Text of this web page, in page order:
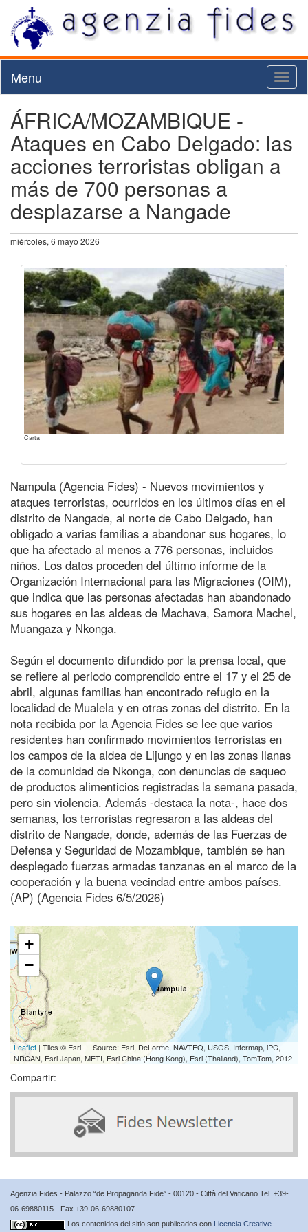
Menu
ÁFRICA/MOZAMBIQUE -
Ataques en Cabo Delgado: las
acciones terroristas obligan a
más de 700 personas a
desplazarse a Nangade
miércoles, 6 mayo 2026
Carta
Nampula (Agencia Fides) - Nuevos movimientos y
ataques terroristas, ocurridos en los últimos días en el
distrito de Nangade, al norte de Cabo Delgado, han
obligado a varias familias a abandonar sus hogares, lo
que ha afectado al menos a 776 personas, incluidos
niños. Los datos proceden del último informe de la
Organización Internacional para las Migraciones (OIM),
que indica que las personas afectadas han abandonado
sus hogares en las aldeas de Machava, Samora Machel,
Muangaza y Nkonga.
Según el documento difundido por la prensa local, que
se refiere al periodo comprendido entre el 17 y el 25 de
abril, algunas familias han encontrado refugio en la
localidad de Mualela y en otras zonas del distrito. En la
nota recibida por la Agencia Fides se lee que varios
residentes han confirmado movimientos terroristas en
los campos de la aldea de Lijungo y en las zonas llanas
de la comunidad de Nkonga, con denuncias de saqueo
de productos alimenticios registradas la semana pasada,
pero sin violencia. Además -destaca la nota-, hace dos
semanas, los terroristas regresaron a las aldeas del
distrito de Nangade, donde, además de las Fuerzas de
Defensa y Seguridad de Mozambique, también se han
desplegado fuerzas armadas tanzanas en el marco de la
cooperación y la buena vecindad entre ambos países.
(AP) (Agencia Fides 6/5/2026)
+
−
Leaflet | Tiles © Esri — Source: Esri, DeLorme, NAVTEQ, USGS, Intermap, iPC,
NRCAN, Esri Japan, METI, Esri China (Hong Kong), Esri (Thailand), TomTom, 2012
Compartir:
Agenzia Fides - Palazzo “de Propaganda Fide” - 00120 - Città del Vaticano Tel. +39-
06-69880115 - Fax +39-06-69880107
Los contenidos del sitio son publicados con Licencia Creative